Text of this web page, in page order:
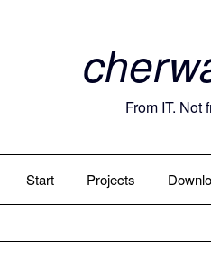
From IT. Not
Start Projects